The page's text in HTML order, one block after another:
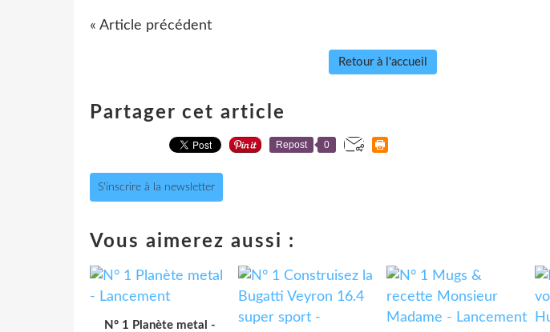
« Article précédent
Retour à l'accueil
Partager cet article
Repost 0
S'inscrire à la newsletter
Vous aimerez aussi :
N° 1 Planète metal -